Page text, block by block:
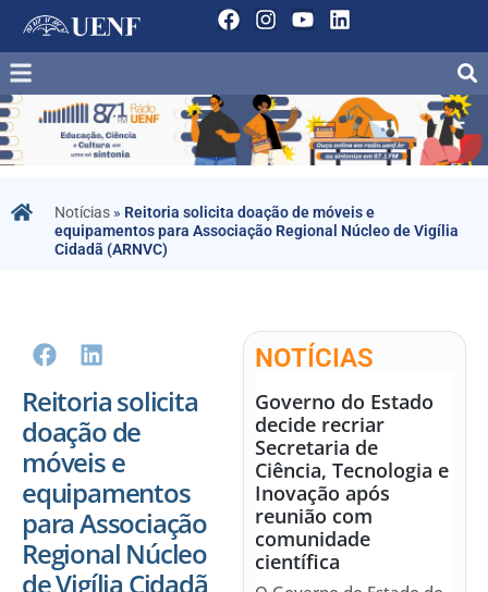
Notícias » Reitoria solicita doação de móveis e
equipamentos para Associação Regional Núcleo de Vigília
Cidadã (ARNVC)
Reitoria solicita
doação de
móveis e
equipamentos
para Associação
Regional Núcleo
de Vigília Cidadã
NOTÍCIAS
Governo do Estado
decide recriar
Secretaria de
Ciência, Tecnologia e
Inovação após
reunião com
comunidade
científica